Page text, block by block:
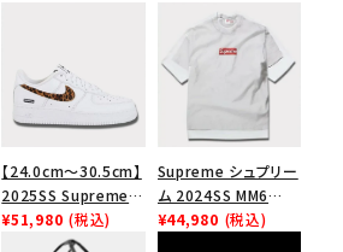
【24.0cm～30.5cm】
2025SS Supreme
GOODENOUGH
Nike Air Force 1
¥51,980 (税込)
Supreme シュプリー
ム 2024SS MM6
Maison Margiela
¥44,980 (税込)